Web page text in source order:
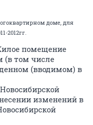
доме, для
2012гг.
помещение
(в том числе
(вводимом) в
изменений в